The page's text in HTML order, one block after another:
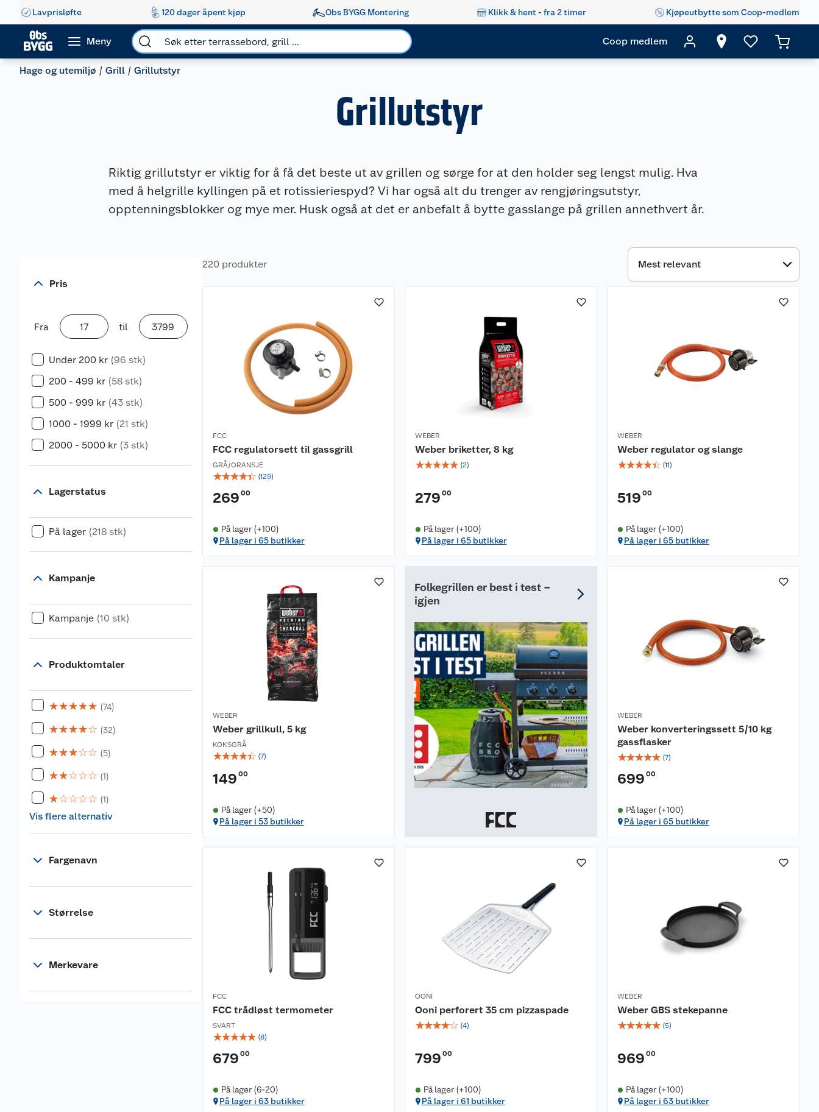
Lavprisløfte 120 dager åpent kjøp Obs BYGG Montering Klikk & hent - fra 2 timer Kjøpeutbytte som Coop-medlem
Meny Coop medlem
Hage og utemiljø Grill Grillutstyr
Grillutstyr
Riktig grillutstyr er viktig for å få det beste ut av grillen og sørge for at den holder seg lengst mulig. Hva
med å helgrille kyllingen på et rotissieriespyd? Vi har også alt du trenger av rengjøringsutstyr,
opptenningsblokker og mye mer. Husk også at det er anbefalt å bytte gasslange på grillen annethvert år.
Pris
Fra til
Under 200 kr (96 stk)
200 - 499 kr (58 stk)
500 - 999 kr (43 stk)
1000 - 1999 kr (21 stk)
2000 - 5000 kr (3 stk)
Lagerstatus
På lager (218 stk)
Kampanje
Kampanje (10 stk)
Produktomtaler
☆☆☆☆☆ (74)
☆☆☆☆☆ (32)
☆☆☆☆☆ (5)
☆☆☆☆☆ (1)
☆☆☆☆☆ (1)
Vis flere alternativ
Fargenavn
Størrelse
Merkevare
220 produkter
FCC
FCC regulatorsett til gassgrill
GRÅ/ORANSJE
☆☆☆☆☆ (129)
269 00
På lager (+100)
På lager i 65 butikker
WEBER
Weber briketter, 8 kg
☆☆☆☆☆ (2)
279 00
På lager (+100)
På lager i 65 butikker
WEBER
Weber regulator og slange
☆☆☆☆☆ (11)
519 00
På lager (+100)
På lager i 65 butikker
WEBER
Weber grillkull, 5 kg
KOKSGRÅ
☆☆☆☆☆ (7)
149 00
På lager (+50)
På lager i 53 butikker
Folkegrillen er best i test –
igjen
WEBER
Weber konverteringssett 5/10 kg
gassflasker
☆☆☆☆☆ (7)
699 00
På lager (+100)
På lager i 65 butikker
FCC
FCC trådløst termometer
SVART
☆☆☆☆☆ (8)
679 00
På lager (6-20)
På lager i 63 butikker
OONI
Ooni perforert 35 cm pizzaspade
☆☆☆☆☆ (4)
799 00
På lager (+100)
På lager i 61 butikker
WEBER
Weber GBS stekepanne
☆☆☆☆☆ (5)
969 00
På lager (+100)
På lager i 63 butikker